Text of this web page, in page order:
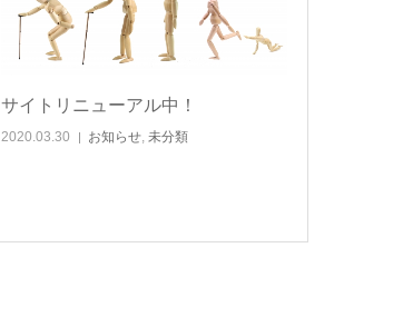
サイトリニューアル中！
2020.03.30 お知らせ, 未分類